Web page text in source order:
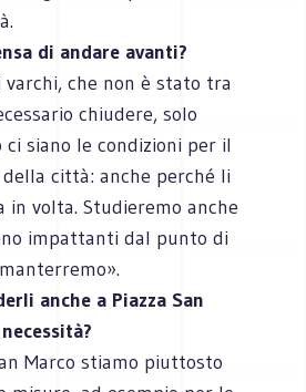
di andare avanti?
varchi, che non è stato tra
chiudere, solo
siano le condizioni per il
città: anche perché li
volta. Studieremo anche
impattanti dal punto di
anche a Piazza San
Marco stiamo piuttosto